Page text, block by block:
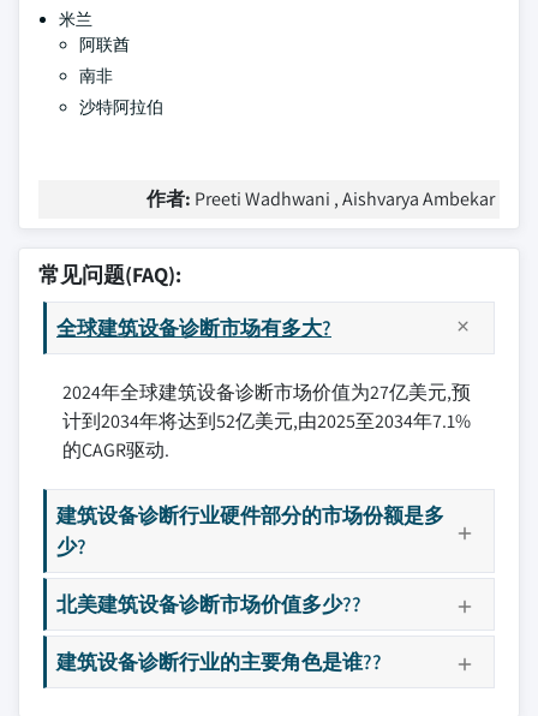
米兰
阿联酋
南非
沙特阿拉伯
作者: Preeti Wadhwani , Aishvarya Ambekar
常见问题(FAQ):
全球建筑设备诊断市场有多大?
2024年全球建筑设备诊断市场价值为27亿美元,预
计到2034年将达到52亿美元,由2025至2034年7.1%
的CAGR驱动.
建筑设备诊断行业硬件部分的市场份额是多
少?
北美建筑设备诊断市场价值多少??
建筑设备诊断行业的主要角色是谁??